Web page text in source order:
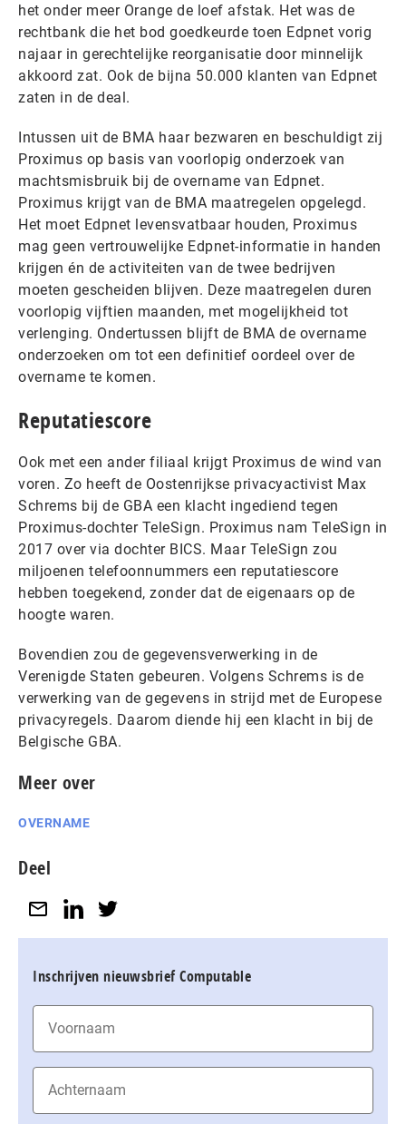
het onder meer Orange de loef afstak. Het was de
rechtbank die het bod goedkeurde toen Edpnet vorig
najaar in gerechtelijke reorganisatie door minnelijk
akkoord zat. Ook de bijna 50.000 klanten van Edpnet
zaten in de deal.
Intussen uit de BMA haar bezwaren en beschuldigt zij
Proximus op basis van voorlopig onderzoek van
machtsmisbruik bij de overname van Edpnet.
Proximus krijgt van de BMA maatregelen opgelegd.
Het moet Edpnet levensvatbaar houden, Proximus
mag geen vertrouwelijke Edpnet-informatie in handen
krijgen én de activiteiten van de twee bedrijven
moeten gescheiden blijven. Deze maatregelen duren
voorlopig vijftien maanden, met mogelijkheid tot
verlenging. Ondertussen blijft de BMA de overname
onderzoeken om tot een definitief oordeel over de
overname te komen.
Reputatiescore
Ook met een ander filiaal krijgt Proximus de wind van
voren. Zo heeft de Oostenrijkse privacyactivist Max
Schrems bij de GBA een klacht ingediend tegen
Proximus-dochter TeleSign. Proximus nam TeleSign in
2017 over via dochter BICS. Maar TeleSign zou
miljoenen telefoonnummers een reputatiescore
hebben toegekend, zonder dat de eigenaars op de
hoogte waren.
Bovendien zou de gegevensverwerking in de
Verenigde Staten gebeuren. Volgens Schrems is de
verwerking van de gegevens in strijd met de Europese
privacyregels. Daarom diende hij een klacht in bij de
Belgische GBA.
Meer over
OVERNAME
Deel
Inschrijven nieuwsbrief Computable